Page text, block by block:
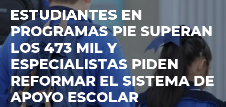
Internacional
Entrevistas
Deportes
ESTUDIANTES EN
PROGRAMAS PIE SUPERAN
LOS 473 MIL Y
ESPECIALISTAS PIDEN
REFORMAR EL SISTEMA DE
APOYO ESCOLAR